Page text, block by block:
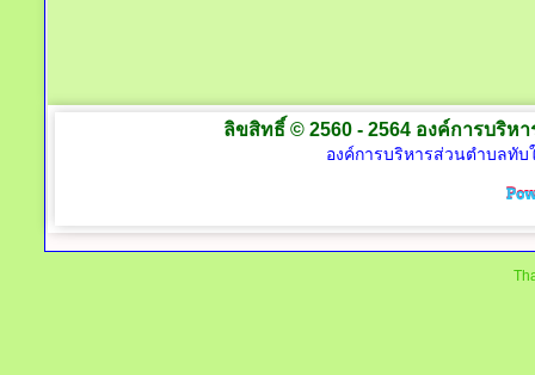
ลิขสิทธิ์ © 2560 - 2564 องค์การบริห
องค์การบริหารส่วนตำบลทับ